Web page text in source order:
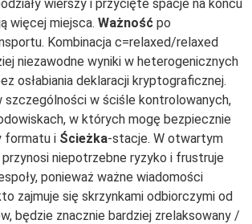
wierszy i przycięte spacje na końcu
więcej miejsca. Ważność po
Kombinacja c=relaxed/relaxed
niezawodne wyniki w heterogenicznych
osłabiania deklaracji kryptograficznej.
szczególności w ściśle kontrolowanych,
w których mogę bezpiecznie
formatu i Ścieżka-stacje. W otwartym
niepotrzebne ryzyko i frustruje
ponieważ ważne wiadomości
zajmuje się skrzynkami odbiorczymi od
będzie znacznie bardziej zrelaksowany /